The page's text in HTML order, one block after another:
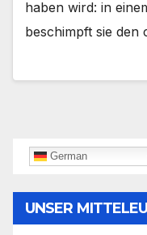
haben wird: in
beschimpft sie den
German
UNSER